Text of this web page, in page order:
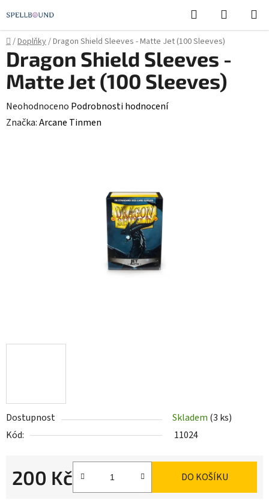
na
obsah
Hledat
KOŠÍK
Domů
/Doplňky/Dragon Shield Sleeves - Matte Jet (100 Sleeves)
Dostupnost Skladem (3 ks)
Kód:
11024
200 Kč DO KOŠÍKU
Dragon Shield Sleeves -
Matte Jet (100 Sleeves)
Průměrné
hodnocení
Neohodnoceno Podrobnosti hodnocení
Značka:Arcane Tinmen